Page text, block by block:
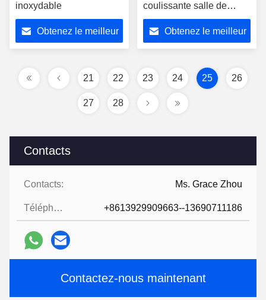
Contacts
Contacts: Ms. Grace Zhou
Téléphone: +8613929909663--13690711186
Contactez-nous maintenant
inoxydable
Obtenez le meilleur
coulissante salle de
douche entière salle de
verre OEM
Obtenez le meilleur
21 22 23 24 25 26
27 28